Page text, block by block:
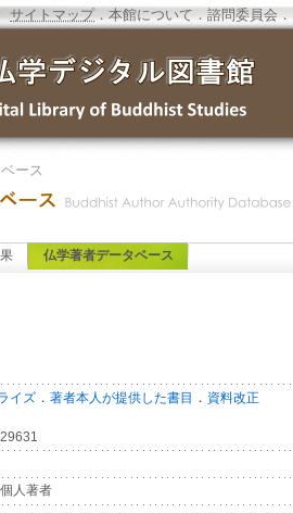
サイトマップ．本館について ．諮問委員会 ．
ース
仏学著者データベース
イズ ． 著者本人が提供した書目 ． 資料改正
29631
個人著者